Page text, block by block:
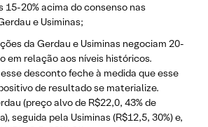
15-20% acima do consenso nas
e Usiminas;​
da Gerdau e Usiminas negociam 20-
em relação aos níveis históricos.
desconto feche à medida que esse
de resultado se materialize.
(preço alvo de R$22,0, 43% de
seguida pela Usiminas (R$12,5, 30%) e,